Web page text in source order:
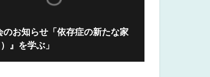
お知らせ「依存症の新たな家
』を学ぶ」